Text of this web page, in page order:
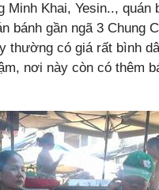
Khai, Yesin.., quán
bánh gần ngã 3 Chung
thường có giá rất bình
nơi này còn có thêm